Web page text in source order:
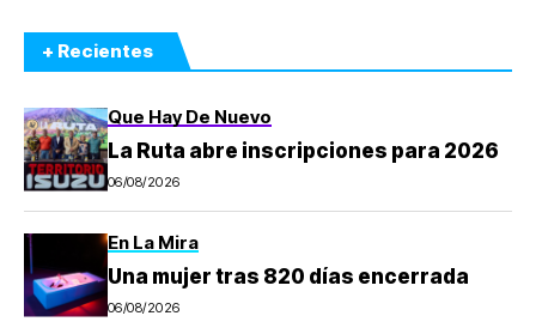
+ Recientes
Que Hay De Nuevo
La Ruta abre inscripciones para 2026
06/08/2026
En La Mira
Una mujer tras 820 días encerrada
06/08/2026